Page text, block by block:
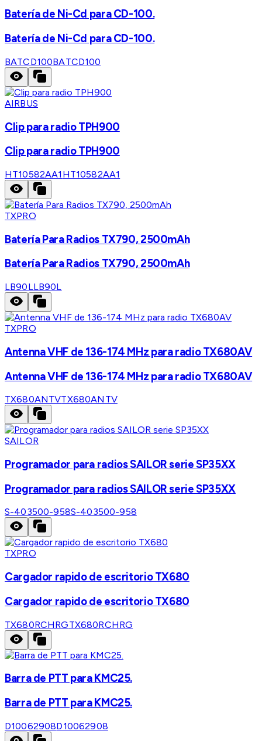
Batería de Ni-Cd para CD-100.
Batería de Ni-Cd para CD-100.
BATCD100BATCD100
AIRBUS
Clip para radio TPH900
Clip para radio TPH900
HT10582AA1 HT10582AA1
TXPRO
Batería Para Radios TX790, 2500mAh
Batería Para Radios TX790, 2500mAh
LB90LLB90L
TXPRO
Antenna VHF de 136-174 MHz para radio TX680AV
Antenna VHF de 136-174 MHz para radio TX680AV
TX680ANTVTX680ANTV
SAILOR
Programador para radios SAILOR serie SP35XX
Programador para radios SAILOR serie SP35XX
S-403500-958S-403500-958
TXPRO
Cargador rapido de escritorio TX680
Cargador rapido de escritorio TX680
TX680RCHRGTX680RCHRG
Barra de PTT para KMC25.
Barra de PTT para KMC25.
D10062908D10062908